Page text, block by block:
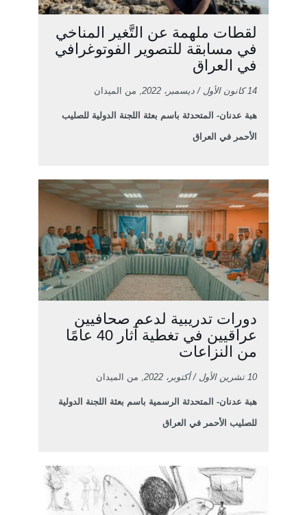
لقطات ملهمة عن التَّغير المناخي
في مسابقة للتصوير الفوتوغرافي
في العراق
14 كانون الأول / ديسمبر، 2022 , من الميدان
هبة عدنان- المتحدثة باسم بعثة اللجنة الدولية للصليب
الأحمر في العراق
دورات تدريبية لدعم صحافيين
عراقيين في تغطية آثار 40 عامًا
من النزاعات
10 تشرين الأول / أكتوبر، 2022 , من الميدان
هبة عدنان- المتحدثة الرسمية باسم بعثة اللجنة الدولية
للصليب الأحمر في العراق